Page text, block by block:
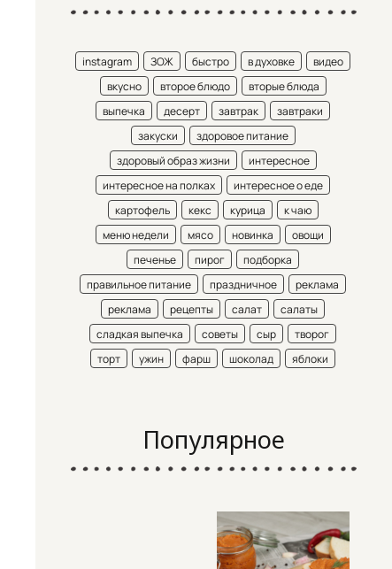
instagram ЗОЖ быстро в духовке
видео
вкусно
второе блюдо
вторые блюда
выпечка
десерт завтрак
завтраки
закуски
здоровое питание
здоровый образ жизни
интересное
интересное на полках
интересное о еде
картофель
кекс курица
к чаю
меню недели
мясо новинка
овощи
печенье
пирог
подборка
правильное питание
праздничное
реклама
реклама
рецепты салат
салаты
сладкая выпечка
советы сыр
творог
торт
ужин фарш шоколад яблоки
Популярное